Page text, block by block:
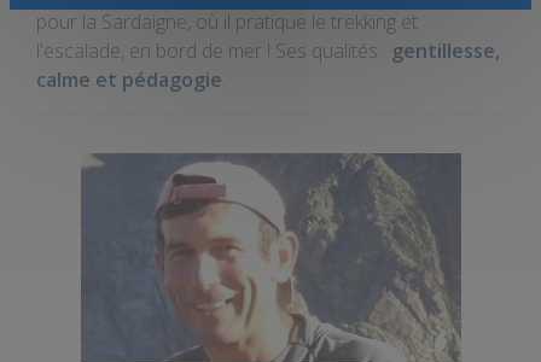
pour la Sardaigne, où il pratique le trekking et
l'escalade, en bord de mer ! Ses qualités : gentillesse,
calme et pédagogie.